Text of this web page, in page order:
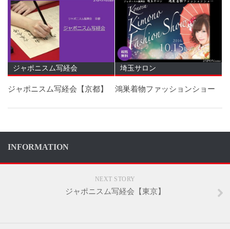
ジャポニスム写経会
ジャポニスム写経会【京都】
埼玉サロン
鴻巣着物ファッションショー
INFORMATION
NEXT STORY
ジャポニスム写経会【東京】